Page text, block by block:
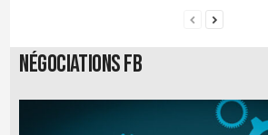
Négociations FB